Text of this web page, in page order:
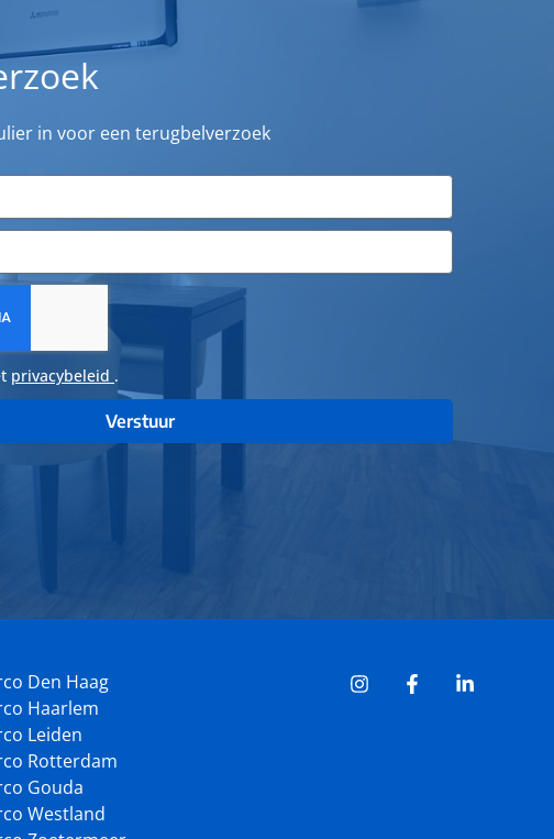
in voor een terugbelverzoek
privacybeleid .
Verstuur
Den Haag
Haarlem
Leiden
Rotterdam
Gouda
Westland